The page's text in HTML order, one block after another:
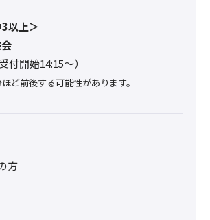
以上＞
付開始14:15～）
ど前後する可能性があります。
方